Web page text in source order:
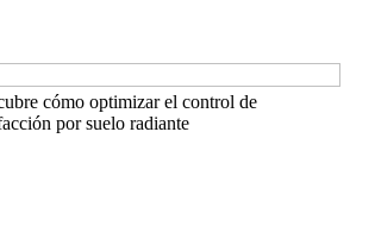
cómo optimizar el control de
por suelo radiante